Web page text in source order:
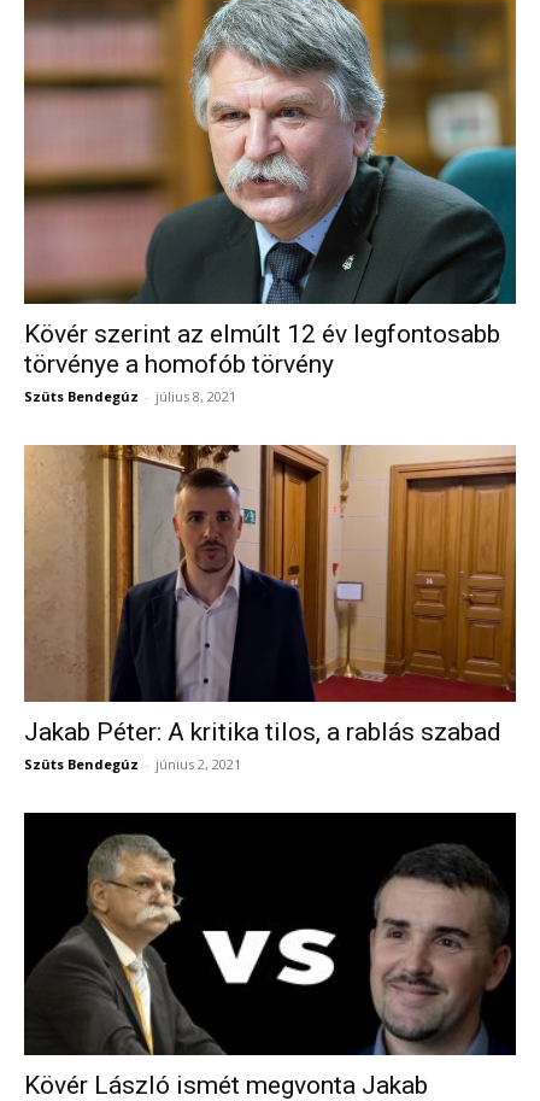
Kövér szerint az elmúlt 12 év legfontosabb
törvénye a homofób törvény
Szüts Bendegúz - július 8, 2021
Jakab Péter: A kritika tilos, a rablás szabad
Szüts Bendegúz - június 2, 2021
Kövér László ismét megvonta Jakab